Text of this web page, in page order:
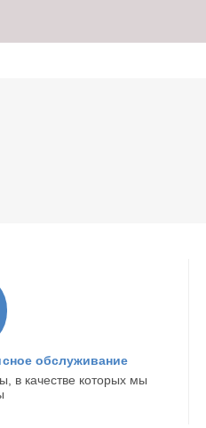
обслуживание
в качестве которых мы